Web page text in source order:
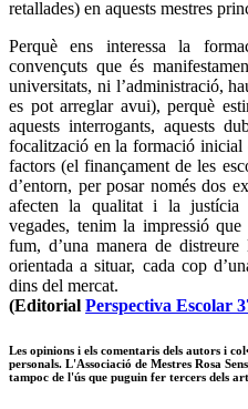
retallades) en aquests mestres
Perquè ens interessa la
convençuts que és
universitats, ni l’administració,
es pot arreglar avui), perquè
aquests interrogants, aquests
focalització en la formació inicial
factors (el finançament de les
d’entorn, per posar només dos
afecten la qualitat i la justícia
vegades, tenim la impressió
fum, d’una manera de distreure
orientada a situar, cada cop
dins del mercat.
(Editorial Perspectiva Escolar
Les opinions i els comentaris dels autors i
personals. L'Associació de Mestres Rosa
tampoc de l'ús que puguin fer tercers dels